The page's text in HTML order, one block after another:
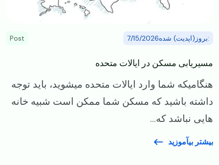
:بروز(اپدیت) شده7/15/2026 Post
مسیریابی مسکن در ایالات متحده
هنگامیکه شما وارد ایالات متحده میشوید، باید توجه
داشته باشید که مسکن شما ممکن است شبیه خانه
هایی نباشد که...
بیشتر بیآموزید